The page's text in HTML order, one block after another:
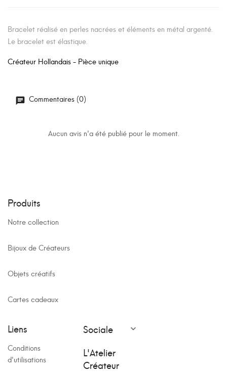
Bracelet réalisé en perles nacrées et éléments en métal argenté.
Le bracelet est élastique.
Créateur Hollandais - Pièce unique
Commentaires (0)
Aucun avis n'a été publié pour le moment.
Produits
Notre collection
Bijoux de Créateurs
Objets créatifs
Cartes cadeaux
Liens
Conditions
d'utilisations
Sociale 
L'Atelier
Créateur